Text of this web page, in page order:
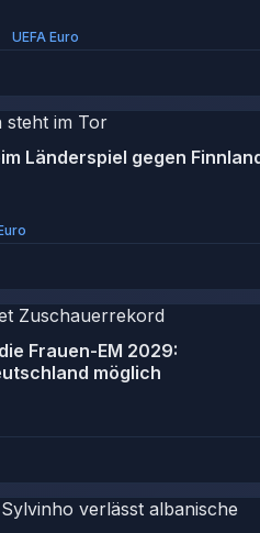
UEFA Euro
Länderspiel gegen
Frauen-EM 2029:
möglich